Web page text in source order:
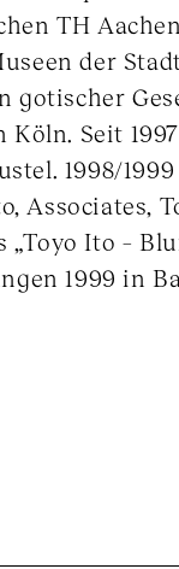
TH
der
gotischer
Köln. Seit
1998/1999
Associates,
„Toyo Ito –
1999 in